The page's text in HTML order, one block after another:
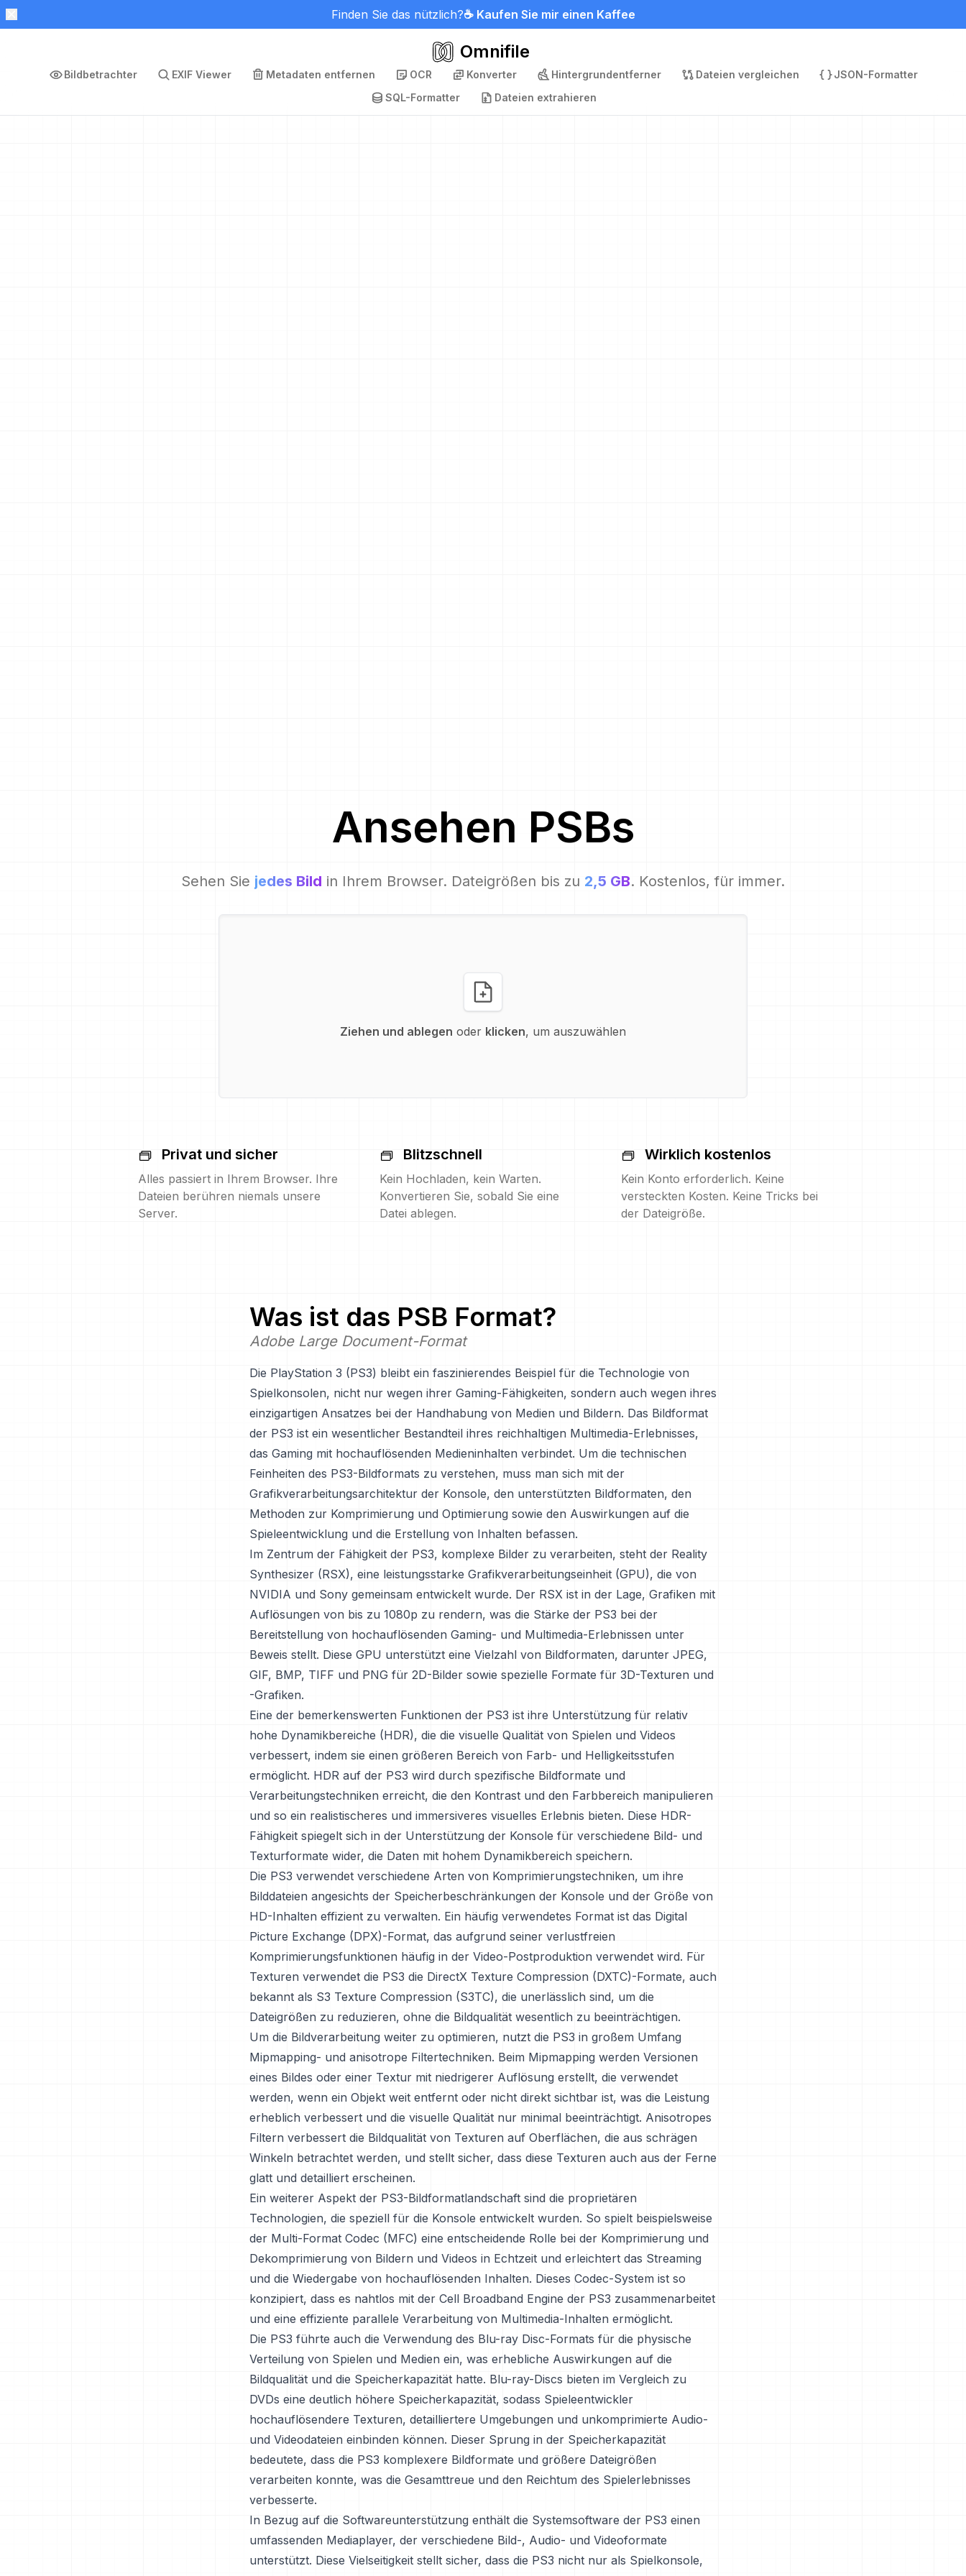
Finden Sie das nützlich?☕ Kaufen Sie mir einen Kaffee
Omnifile
Bildbetrachter EXIF Viewer Metadaten entfernen OCR Konverter Hintergrundentferner Dateien vergleichen
JSON-Formatter
SQL-Formatter
Dateien extrahieren
Ansehen PSBs
Sehen Sie jedes Bild in Ihrem Browser. Dateigrößen bis zu 2,5 GB. Kostenlos, für immer.
Ziehen und ablegen oder klicken, um auszuwählen
Privat und sicher
Alles passiert in Ihrem Browser. Ihre
Dateien berühren niemals unsere
Server.
Blitzschnell
Kein Hochladen, kein Warten.
Konvertieren Sie, sobald Sie eine
Datei ablegen.
Wirklich kostenlos
Kein Konto erforderlich. Keine
versteckten Kosten. Keine Tricks bei
der Dateigröße.
Was ist das PSB Format?
Adobe Large Document-Format
Die PlayStation 3 (PS3) bleibt ein faszinierendes Beispiel für die Technologie von
Spielkonsolen, nicht nur wegen ihrer Gaming-Fähigkeiten, sondern auch wegen ihres
einzigartigen Ansatzes bei der Handhabung von Medien und Bildern. Das Bildformat
der PS3 ist ein wesentlicher Bestandteil ihres reichhaltigen Multimedia-Erlebnisses,
das Gaming mit hochauflösenden Medieninhalten verbindet. Um die technischen
Feinheiten des PS3-Bildformats zu verstehen, muss man sich mit der
Grafikverarbeitungsarchitektur der Konsole, den unterstützten Bildformaten, den
Methoden zur Komprimierung und Optimierung sowie den Auswirkungen auf die
Spieleentwicklung und die Erstellung von Inhalten befassen.
Im Zentrum der Fähigkeit der PS3, komplexe Bilder zu verarbeiten, steht der Reality
Synthesizer (RSX), eine leistungsstarke Grafikverarbeitungseinheit (GPU), die von
NVIDIA und Sony gemeinsam entwickelt wurde. Der RSX ist in der Lage, Grafiken mit
Auflösungen von bis zu 1080p zu rendern, was die Stärke der PS3 bei der
Bereitstellung von hochauflösenden Gaming- und Multimedia-Erlebnissen unter
Beweis stellt. Diese GPU unterstützt eine Vielzahl von Bildformaten, darunter JPEG,
GIF, BMP, TIFF und PNG für 2D-Bilder sowie spezielle Formate für 3D-Texturen und
-Grafiken.
Eine der bemerkenswerten Funktionen der PS3 ist ihre Unterstützung für relativ
hohe Dynamikbereiche (HDR), die die visuelle Qualität von Spielen und Videos
verbessert, indem sie einen größeren Bereich von Farb- und Helligkeitsstufen
ermöglicht. HDR auf der PS3 wird durch spezifische Bildformate und
Verarbeitungstechniken erreicht, die den Kontrast und den Farbbereich manipulieren
und so ein realistischeres und immersiveres visuelles Erlebnis bieten. Diese HDR-
Fähigkeit spiegelt sich in der Unterstützung der Konsole für verschiedene Bild- und
Texturformate wider, die Daten mit hohem Dynamikbereich speichern.
Die PS3 verwendet verschiedene Arten von Komprimierungstechniken, um ihre
Bilddateien angesichts der Speicherbeschränkungen der Konsole und der Größe von
HD-Inhalten effizient zu verwalten. Ein häufig verwendetes Format ist das Digital
Picture Exchange (DPX)-Format, das aufgrund seiner verlustfreien
Komprimierungsfunktionen häufig in der Video-Postproduktion verwendet wird. Für
Texturen verwendet die PS3 die DirectX Texture Compression (DXTC)-Formate, auch
bekannt als S3 Texture Compression (S3TC), die unerlässlich sind, um die
Dateigrößen zu reduzieren, ohne die Bildqualität wesentlich zu beeinträchtigen.
Um die Bildverarbeitung weiter zu optimieren, nutzt die PS3 in großem Umfang
Mipmapping- und anisotrope Filtertechniken. Beim Mipmapping werden Versionen
eines Bildes oder einer Textur mit niedrigerer Auflösung erstellt, die verwendet
werden, wenn ein Objekt weit entfernt oder nicht direkt sichtbar ist, was die Leistung
erheblich verbessert und die visuelle Qualität nur minimal beeinträchtigt. Anisotropes
Filtern verbessert die Bildqualität von Texturen auf Oberflächen, die aus schrägen
Winkeln betrachtet werden, und stellt sicher, dass diese Texturen auch aus der Ferne
glatt und detailliert erscheinen.
Ein weiterer Aspekt der PS3-Bildformatlandschaft sind die proprietären
Technologien, die speziell für die Konsole entwickelt wurden. So spielt beispielsweise
der Multi-Format Codec (MFC) eine entscheidende Rolle bei der Komprimierung und
Dekomprimierung von Bildern und Videos in Echtzeit und erleichtert das Streaming
und die Wiedergabe von hochauflösenden Inhalten. Dieses Codec-System ist so
konzipiert, dass es nahtlos mit der Cell Broadband Engine der PS3 zusammenarbeitet
und eine effiziente parallele Verarbeitung von Multimedia-Inhalten ermöglicht.
Die PS3 führte auch die Verwendung des Blu-ray Disc-Formats für die physische
Verteilung von Spielen und Medien ein, was erhebliche Auswirkungen auf die
Bildqualität und die Speicherkapazität hatte. Blu-ray-Discs bieten im Vergleich zu
DVDs eine deutlich höhere Speicherkapazität, sodass Spieleentwickler
hochauflösendere Texturen, detailliertere Umgebungen und unkomprimierte Audio-
und Videodateien einbinden können. Dieser Sprung in der Speicherkapazität
bedeutete, dass die PS3 komplexere Bildformate und größere Dateigrößen
verarbeiten konnte, was die Gesamttreue und den Reichtum des Spielerlebnisses
verbesserte.
In Bezug auf die Softwareunterstützung enthält die Systemsoftware der PS3 einen
umfassenden Mediaplayer, der verschiedene Bild-, Audio- und Videoformate
unterstützt. Diese Vielseitigkeit stellt sicher, dass die PS3 nicht nur als Spielkonsole,